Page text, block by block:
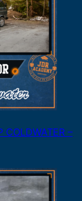
COLDWATER –